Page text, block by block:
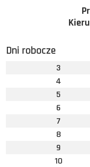
Dni robocze
3
4
5
6
7
8
9
10